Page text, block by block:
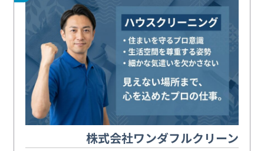
株式会社ワンダフルクリーン